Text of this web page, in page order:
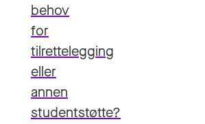
behov
for
tilrettelegging
eller
annen
studentstøtte?